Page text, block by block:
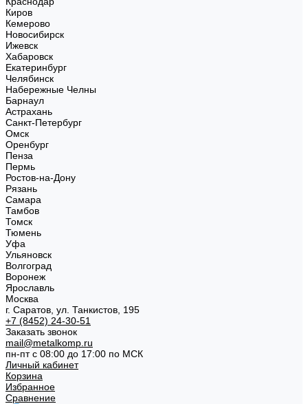
Киров
Кемерово
Новосибирск
Ижевск
Хабаровск
Екатеринбург
Челябинск
Набережные Челны
Барнаул
Астрахань
Санкт-Петербург
Омск
Оренбург
Пенза
Пермь
Ростов-на-Дону
Рязань
Самара
Тамбов
Томск
Тюмень
Уфа
Ульяновск
Волгоград
Воронеж
Ярославль
Москва
г. Саратов, ул. Танкистов, 195
+7 (8452) 24-30-51
Заказать звонок
mail@metalkomp.ru
пн-пт с 08:00 до 17:00 по МСК
Личный кабинет
Корзина
Избранное
Сравнение